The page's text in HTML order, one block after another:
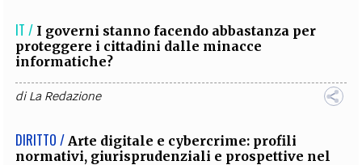
IT / I governi stanno facendo abbastanza per
proteggere i cittadini dalle minacce
informatiche?
diLa Redazione
DIRITTO / Arte digitale e cybercrime: profili
normativi, giurisprudenziali e prospettive nel